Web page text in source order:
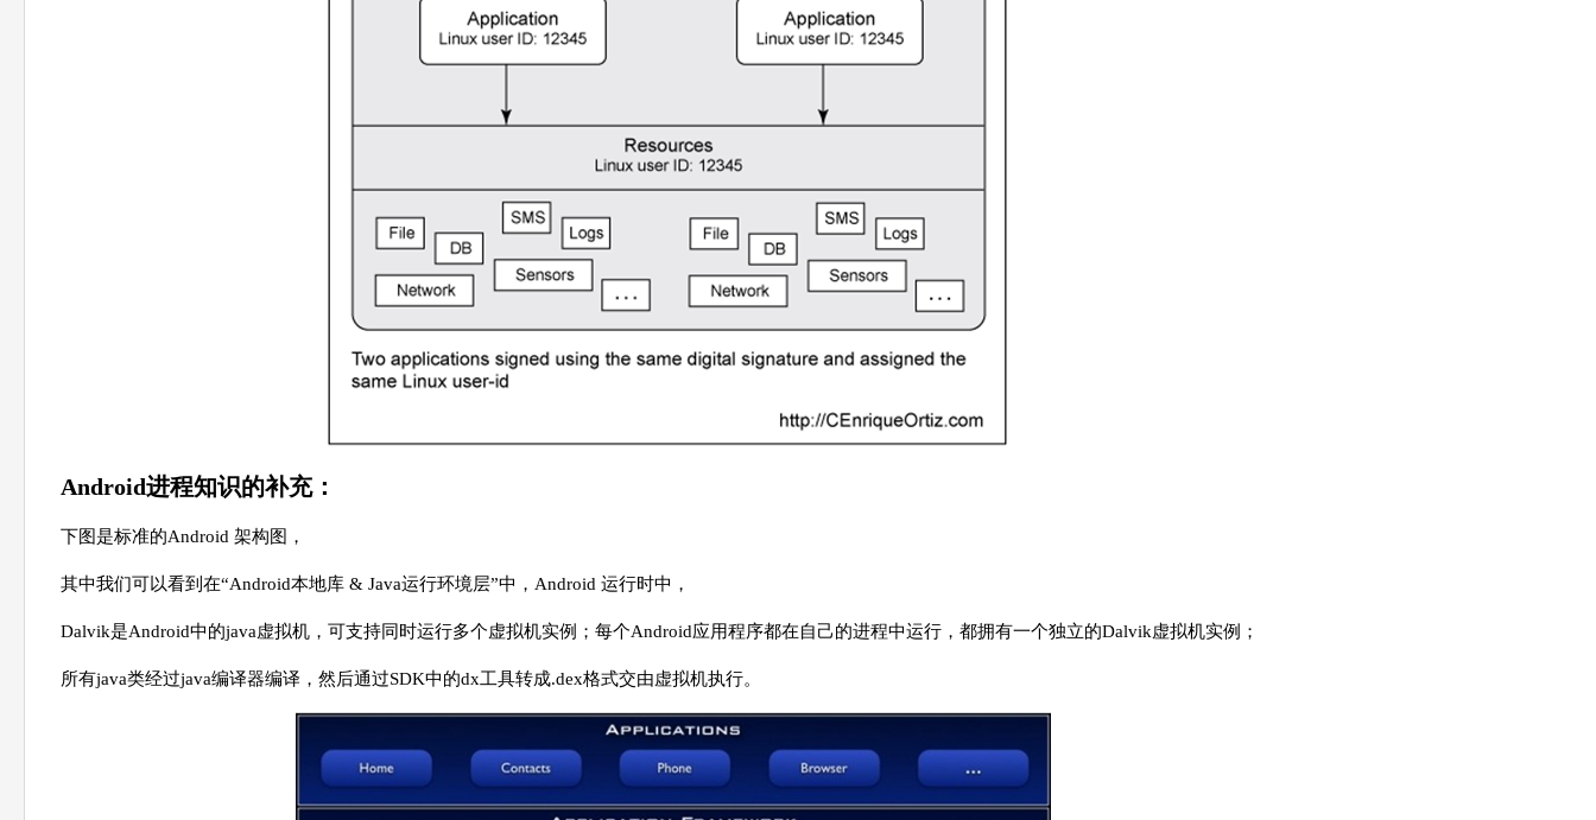
Android进程知识的补充：
下图是标准的Android 架构图，
其中我们可以看到在“Android本地库 & Java运行环境层”中，Android 运行时中，
Dalvik是Android中的java虚拟机，可支持同时运行多个虚拟机实例；每个Android应用程序都在自己的进程中运行，都拥有一个独立的Dalvik虚拟机实例；
所有java类经过java编译器编译，然后通过SDK中的dx工具转成.dex格式交由虚拟机执行。